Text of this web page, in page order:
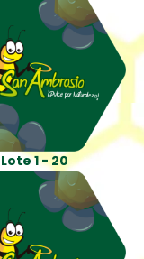
Lote 1 - 20